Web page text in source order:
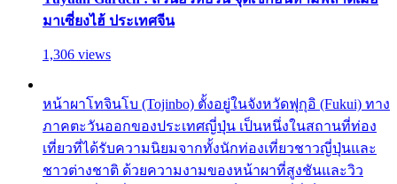
มาเซี่ยงไฮ้ ประเทศจีน
1,306 views
หน้าผาโทจินโบ (Tojinbo) ตั้งอยู่ในจังหวัดฟุกุอิ (Fukui) ทาง
ภาคตะวันออกของประเทศญี่ปุ่น เป็นหนึ่งในสถานที่ท่อง
เที่ยวที่ได้รับความนิยมจากทั้งนักท่องเที่ยวชาวญี่ปุ่นและ
ชาวต่างชาติ ด้วยความงามของหน้าผาที่สูงชันและวิว